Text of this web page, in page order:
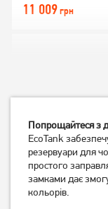
11 009грн
БФП Epson
(C11CJ66409)
Попрощайтеся з
EcoTank
резервуари для
простого
замками дає
кольорів.